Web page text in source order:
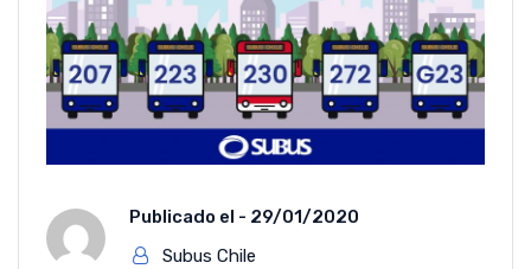
Publicado el - 29/01/2020
Subus Chile